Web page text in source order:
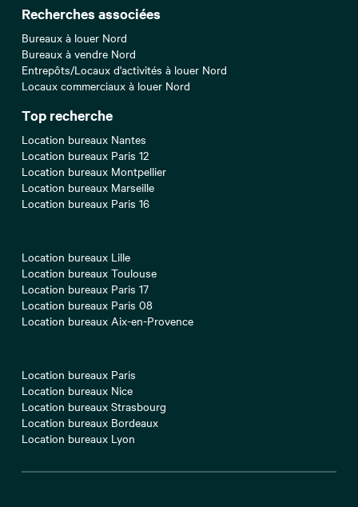
Recherches associées
Bureaux à louer Nord
Bureaux à vendre Nord
Entrepôts/Locaux d'activités à louer Nord
Locaux commerciaux à louer Nord
Top recherche
Location bureaux Nantes
Location bureaux Paris 12
Location bureaux Montpellier
Location bureaux Marseille
Location bureaux Paris 16
Location bureaux Lille
Location bureaux Toulouse
Location bureaux Paris 17
Location bureaux Paris 08
Location bureaux Aix-en-Provence
Location bureaux Paris
Location bureaux Nice
Location bureaux Strasbourg
Location bureaux Bordeaux
Location bureaux Lyon